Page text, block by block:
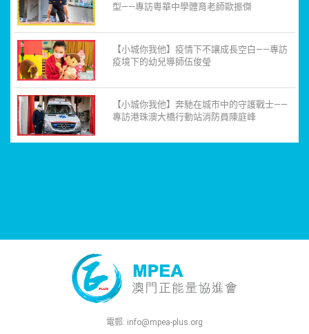
型——專訪粵華中學體育老師歐振傑
【小城你我他】疫情下不讓成長空白——專訪
疫境下的幼兒導師伍俊瑩
【小城你我他】奔馳在城市中的守護戰士——
專訪港珠澳大橋行動站消防員陳庭峰
電郵: info@mpea-plus.org